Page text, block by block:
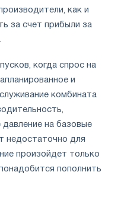
как и
за счет прибыли за
когда спрос на
и
комбината
давление на базовые
недостаточно для
произойдет только
пополнить